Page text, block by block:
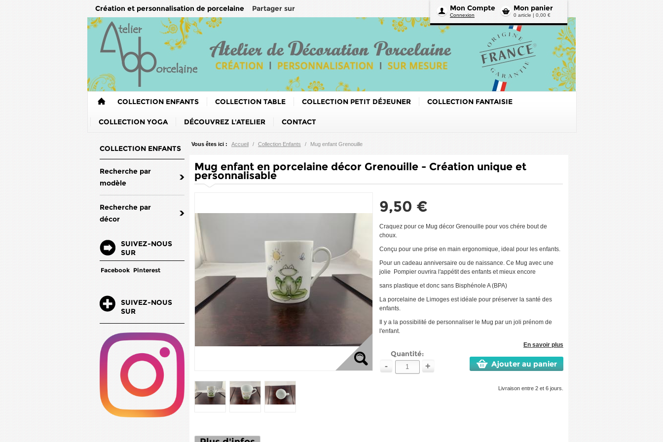
Mon panier
0 article | 0,00 €
Mon Compte
Connexion
Création et personnalisation de porcelaine Partager sur
COLLECTION ENFANTS COLLECTION TABLE COLLECTION PETIT DÉJEUNER COLLECTION FANTAISIE
COLLECTION YOGA DÉCOUVREZ L'ATELIER CONTACT
COLLECTION ENFANTS
Recherche par
modèle
Recherche par
décor
SUIVEZ-NOUS
SUR
Facebook Pinterest
SUIVEZ-NOUS
SUR
Vous êtes ici : Accueil / Collection Enfants / Mug enfant Grenouille
Mug enfant en porcelaine décor Grenouille - Création unique et
personnalisable
9,50 €
Craquez pour ce Mug décor Grenouille pour vos chére bout de
choux.
Conçu pour une prise en main ergonomique, ideal pour les enfants.
Pour un cadeau anniversaire ou de naissance. Ce Mug avec une
jolie Pompier ouvrira l'appétit des enfants et mieux encore
sans plastique et donc sans Bisphénole A (BPA)
La porcelaine de Limoges est idéale pour préserver la santé des
enfants.
Il y a la possibilité de personnaliser le Mug par un joli prénom de
l'enfant.
En savoir plus
Quantité:
- + Ajouter au panier
Livraison entre 2 et 6 jours.